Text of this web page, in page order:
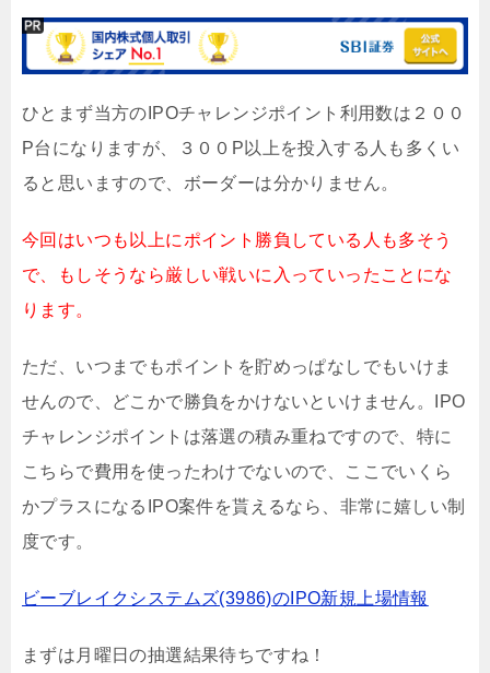
ひとまず当方のIPOチャレンジポイント利用数は２００
P台になりますが、３００P以上を投入する人も多くい
ると思いますので、ボーダーは分かりません。
今回はいつも以上にポイント勝負している人も多そう
で、もしそうなら厳しい戦いに入っていったことにな
ります。
ただ、いつまでもポイントを貯めっぱなしでもいけま
せんので、どこかで勝負をかけないといけません。IPO
チャレンジポイントは落選の積み重ねですので、特に
こちらで費用を使ったわけでないので、ここでいくら
かプラスになるIPO案件を貰えるなら、非常に嬉しい制
度です。
ビーブレイクシステムズ(3986)のIPO新規上場情報
まずは月曜日の抽選結果待ちですね！